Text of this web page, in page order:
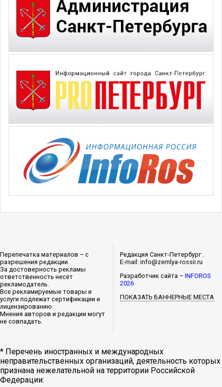
Перепечатка материалов – с
разрешения редакции.
За достоверность рекламы
ответственность несёт
рекламодатель.
Все рекламируемые товары и
услуги подлежат сертификации и
лицензированию.
Мнения авторов и редакции могут
не совпадать.
Редакция Санкт-Петербург .
E-mail: info@zemlya-rossii.ru
Разработчик сайта –INFOROS
2026
ПОКАЗАТЬ БАННЕРНЫЕ МЕСТА
* Перечень иностранных и международных
неправительственных организаций, деятельность которых
признана нежелательной на территории Российской
Федерации: